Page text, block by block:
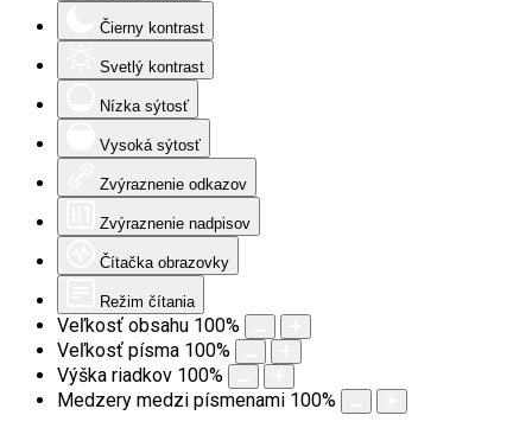
Čierny kontrast
Svetlý kontrast
Nízka sýtosť
Vysoká sýtosť
Zvýraznenie odkazov
Zvýraznenie nadpisov
Čítačka obrazovky
Režim čítania
Veľkosť obsahu 100%
Veľkosť písma 100%
Výška riadkov 100%
Medzery medzi písmenami 100%